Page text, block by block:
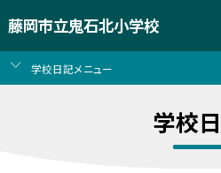
藤岡市立鬼石北小学校
学校日記メニュー
学校